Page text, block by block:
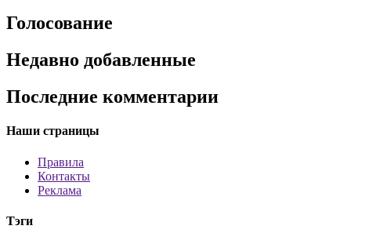
Голосование
Недавно добавленные
Последние комментарии
Наши страницы
Правила
Контакты
Реклама
Тэги